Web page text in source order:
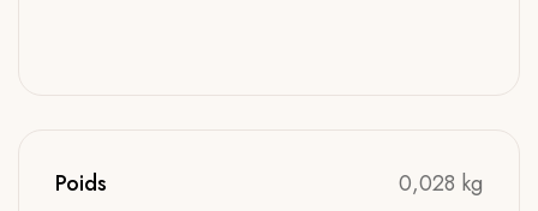
Poids 0,028 kg